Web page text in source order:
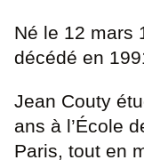
Né le 12 mars
décédé en
Jean Couty
ans à l’École
Paris, tout en